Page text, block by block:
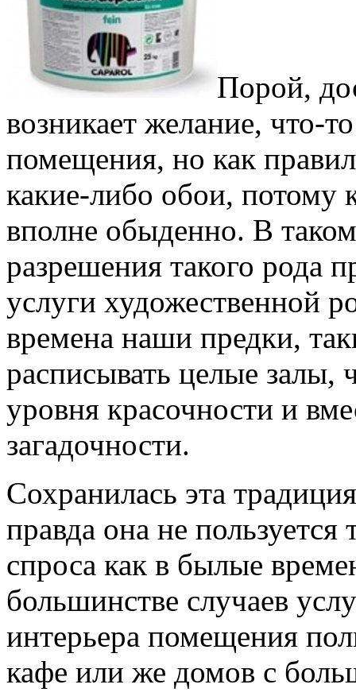
Порой,
возникает желание, что-
помещения, но как
какие-либо обои, потому
вполне обыденно. В
разрешения такого рода
услуги художественной
времена наши предки,
расписывать целые залы,
уровня красочности и
загадочности.
Сохранилась эта
правда она не
спроса как в былые
большинстве случаев
интерьера помещения
кафе или же домов с